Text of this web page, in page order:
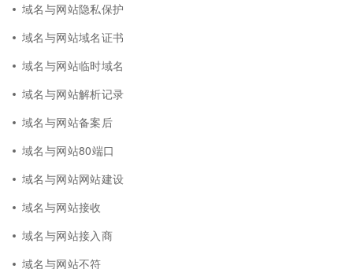
域名与网站隐私保护
域名与网站域名证书
域名与网站临时域名
域名与网站解析记录
域名与网站备案后
域名与网站80端口
域名与网站网站建设
域名与网站接收
域名与网站接入商
域名与网站不符